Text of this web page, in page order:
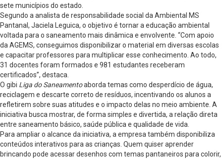
sete municípios do estado.
Segundo a analista de responsabilidade social da Ambiental MS
Pantanal, Jaciela Leguica, o objetivo é tornar a educação ambiental
voltada para o saneamento mais dinâmica e envolvente. “Com apoio
da AGEMS, conseguimos disponibilizar o material em diversas escolas
e capacitar professores para multiplicar esse conhecimento. Ao todo,
31 docentes foram formados e 981 estudantes receberam
certificados”, destaca.
O gibi Liga do Saneamentoaborda temas como desperdício de água,
reciclagem e descarte correto de resíduos, incentivando os alunos a
refletirem sobre suas atitudes e o impacto delas no meio ambiente. A
iniciativa busca mostrar, de forma simples e divertida, a relação direta
entre saneamento básico, saúde pública e qualidade de vida.
Para ampliar o alcance da iniciativa, a empresa também disponibiliza
conteúdos interativos para as crianças. Quem quiser aprender
brincando pode acessar desenhos com temas pantaneiros para colorir,